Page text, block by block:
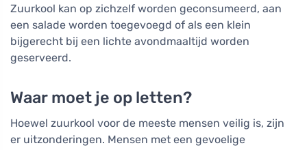
Zuurkool kan op zichzelf worden geconsumeerd, aan
een salade worden toegevoegd of als een klein
bijgerecht bij een lichte avondmaaltijd worden
geserveerd.
Waar moet je op letten?
Hoewel zuurkool voor de meeste mensen veilig is, zijn
er uitzonderingen. Mensen met een gevoelige